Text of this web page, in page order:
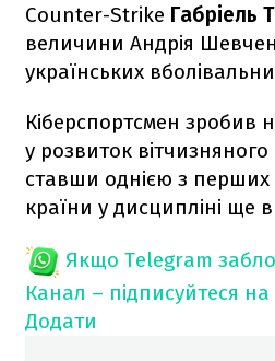
Counter-Strike Габріель
величини Андрія
українських
Кіберспортсмен зробив
у розвиток
ставши однією з перших
країни у дисципліні ще
Якщо Telegram
Канал – підписуйтеся
Додати